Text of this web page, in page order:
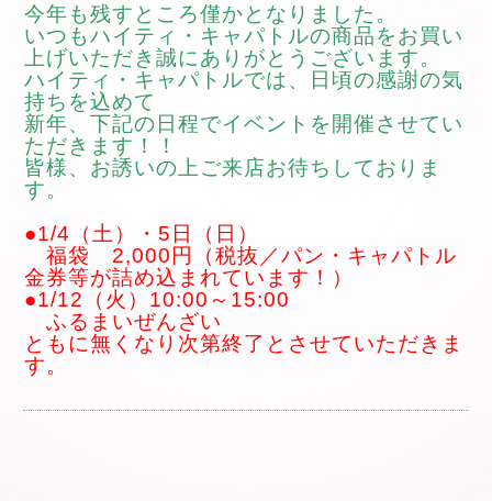
今年も残すところ僅かとなりました。
いつもハイティ・キャパトルの商品をお買い
上げいただき誠にありがとうございます。
ハイティ・キャパトルでは、日頃の感謝の気
持ちを込めて
新年、下記の日程でイベントを開催させてい
ただきます！！
皆様、お誘いの上ご来店お待ちしておりま
す。
●1/4（土）・5日（日）
福袋 2,000円（税抜／パン・キャパトル
金券等が詰め込まれています！）
●1/12（火）10:00～15:00
ふるまいぜんざい
ともに無くなり次第終了とさせていただきま
す。